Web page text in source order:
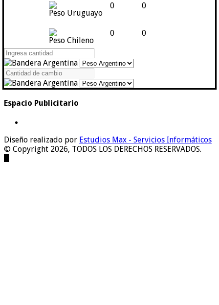
Peso Uruguayo
0 0
Peso Chileno
0 0
Espacio Publicitario
Diseño realizado por Estudios Max - Servicios Informáticos
© Copyright 2026, TODOS LOS DERECHOS RESERVADOS.